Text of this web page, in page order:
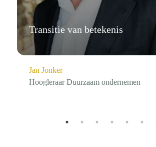
Transitie van betekenis
Jan Jonker
Hoogleraar Duurzaam ondernemen